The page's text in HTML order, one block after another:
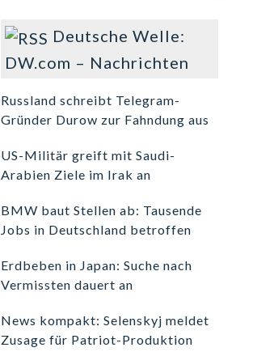
Deutsche Welle:
DW.com – Nachrichten
Russland schreibt Telegram-
Gründer Durow zur Fahndung aus
US-Militär greift mit Saudi-
Arabien Ziele im Irak an
BMW baut Stellen ab: Tausende
Jobs in Deutschland betroffen
Erdbeben in Japan: Suche nach
Vermissten dauert an
News kompakt: Selenskyj meldet
Zusage für Patriot-Produktion